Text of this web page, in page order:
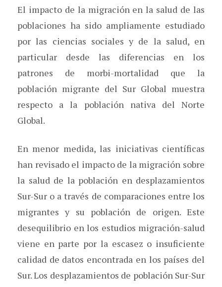
El impacto de la migración en la salud de las
poblaciones ha sido ampliamente estudiado
por las ciencias sociales y de la salud, en
particular desde las diferencias en los
patrones de morbi-mortalidad que la
población migrante del Sur Global muestra
respecto a la población nativa del Norte
Global.
En menor medida, las iniciativas científicas
han revisado el impacto de la migración sobre
la salud de la población en desplazamientos
Sur-Sur o a través de comparaciones entre los
migrantes y su población de origen. Este
desequilibrio en los estudios migración-salud
viene en parte por la escasez o insuficiente
calidad de datos encontrada en los países del
Sur. Los desplazamientos de población Sur-Sur